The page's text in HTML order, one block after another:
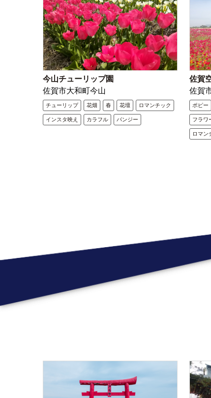
今山チューリップ園
佐賀市大和町今山
チューリップ 花畑 春 花壇 ロマンチック
インスタ映え カラフル パンジー
佐賀
佐賀
ポピー
フラワ
ロマン